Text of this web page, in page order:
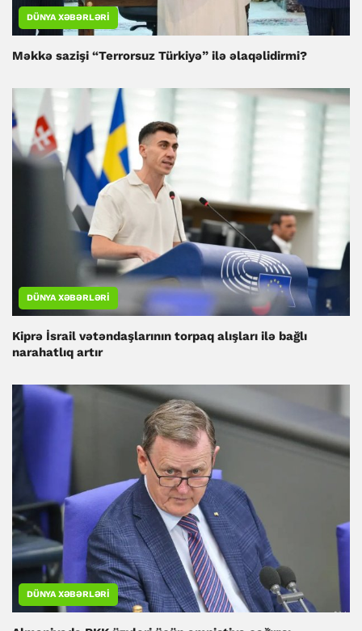
DÜNYA XƏBƏRLƏRI
Məkkə sazişi “Terrorsuz Türkiyə” ilə əlaqəlidirmi?
DÜNYA XƏBƏRLƏRI
Kiprə İsrail vətəndaşlarının torpaq alışları ilə bağlı
narahatlıq artır
DÜNYA XƏBƏRLƏRI